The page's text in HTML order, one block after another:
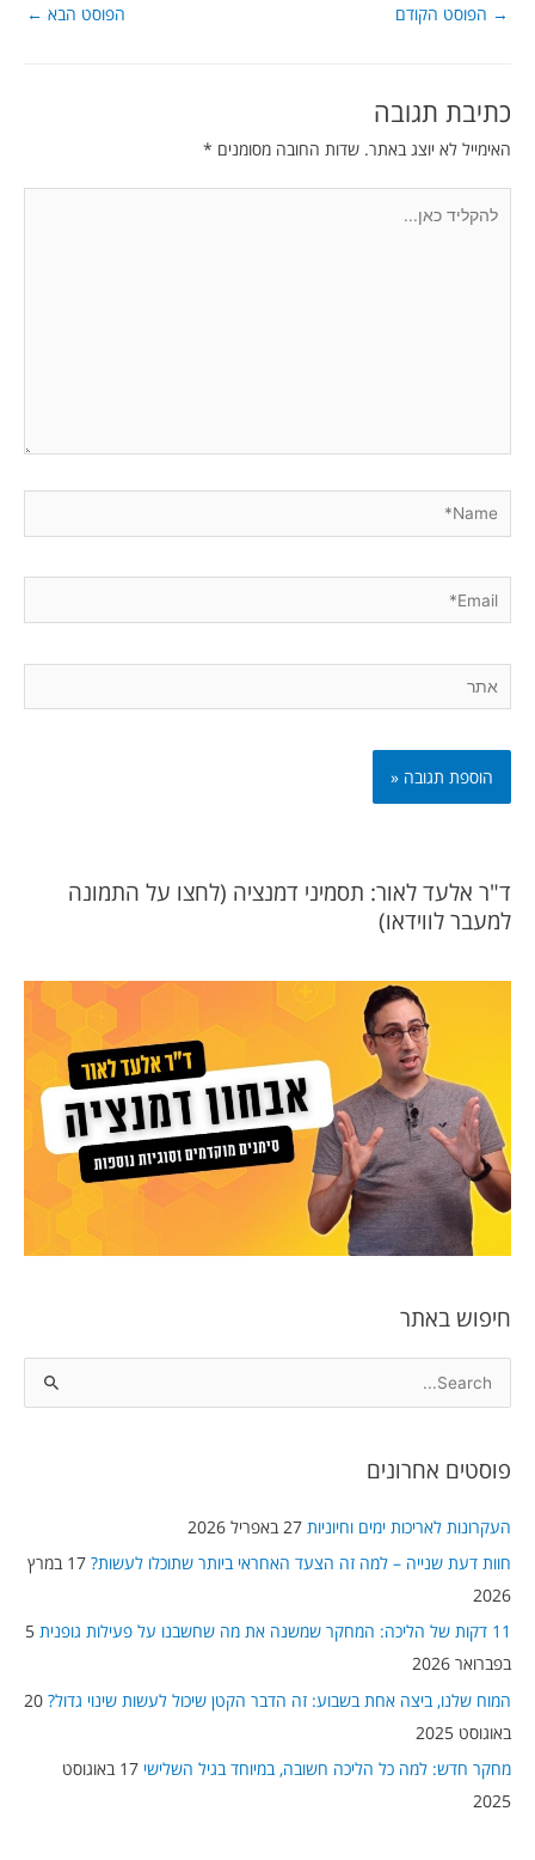
ד"ר אלעד לאור: תסמיני דמנציה (לחצו על התמונה
למעבר לווידאו)
חיפוש באתר
r
r
:
פוסטים אחרונים
העקרונות לאריכות ימים וחיוניות 27 באפריל 2026
חוות דעת שנייה – למה זה הצעד האחראי ביותר שתוכלו לעשות?
17 במרץ
2026
11 דקות של הליכה: המחקר שמשנה את מה שחשבנו על פעילות גופנית
5
בפברואר 2026
המוח שלנו, ביצה אחת בשבוע: זה הדבר הקטן שיכול לעשות שינוי גדול? 20
באוגוסט 2025
מחקר חדש: למה כל הליכה חשובה, במיוחד בגיל השלישי
17 באוגוסט
2025
→ הפוסט הקודם הפוסט הבא ←
כתיבת תגובה
האימייל לא יוצג באתר. שדות החובה מסומנים *
Name*
Email*
אתר